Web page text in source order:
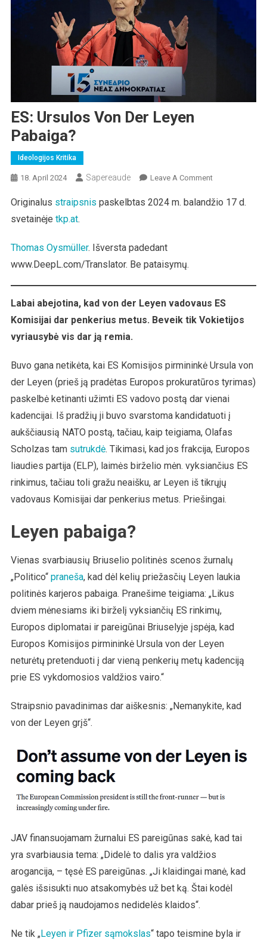
ES: Ursulos Von Der Leyen
Pabaiga?
Ideologijos Kritika
18. April 2024 Sapereaude Leave A CommentOn
Ursulos
Originalus straipsnis paskelbtas 2024 m. balandžio 17 d.
svetainėje tkp.at.
Thomas Oysmüller. Išversta padedant
www.DeepL.com/Translator. Be pataisymų.
Labai abejotina, kad von der Leyen vadovaus ES
Komisijai dar penkerius metus. Beveik tik Vokietijos
vyriausybė vis dar ją remia.
Buvo gana netikėta, kai ES Komisijos pirmininkė Ursula von
der Leyen (prieš ją pradėtas Europos prokuratūros tyrimas)
paskelbė ketinanti užimti ES vadovo postą dar vienai
kadencijai. Iš pradžių ji buvo svarstoma kandidatuoti į
aukščiausią NATO postą, tačiau, kaip teigiama, Olafas
Scholzas tam sutrukdė. Tikimasi, kad jos frakcija, Europos
liaudies partija (ELP), laimės birželio mėn. vyksiančius ES
rinkimus, tačiau toli gražu neaišku, ar Leyen iš tikrųjų
vadovaus Komisijai dar penkerius metus. Priešingai.
Leyen pabaiga?
Vienas svarbiausių Briuselio politinės scenos žurnalų
„Politico“ praneša, kad dėl kelių priežasčių Leyen laukia
politinės karjeros pabaiga. Pranešime teigiama: „Likus
dviem mėnesiams iki birželį vyksiančių ES rinkimų,
Europos diplomatai ir pareigūnai Briuselyje įspėja, kad
Europos Komisijos pirmininkė Ursula von der Leyen
neturėtų pretenduoti į dar vieną penkerių metų kadenciją
prie ES vykdomosios valdžios vairo.“
Straipsnio pavadinimas dar aiškesnis: „Nemanykite, kad
von der Leyen grįš“.
JAV finansuojamam žurnalui ES pareigūnas sakė, kad tai
yra svarbiausia tema: „Didelė to dalis yra valdžios
arogancija, – tęsė ES pareigūnas. „Ji klaidingai manė, kad
galės išsisukti nuo atsakomybės už bet ką. Štai kodėl
dabar prieš ją naudojamos nedidelės klaidos“.
Ne tik „Leyen ir Pfizer sąmokslas“ tapo teismine byla ir